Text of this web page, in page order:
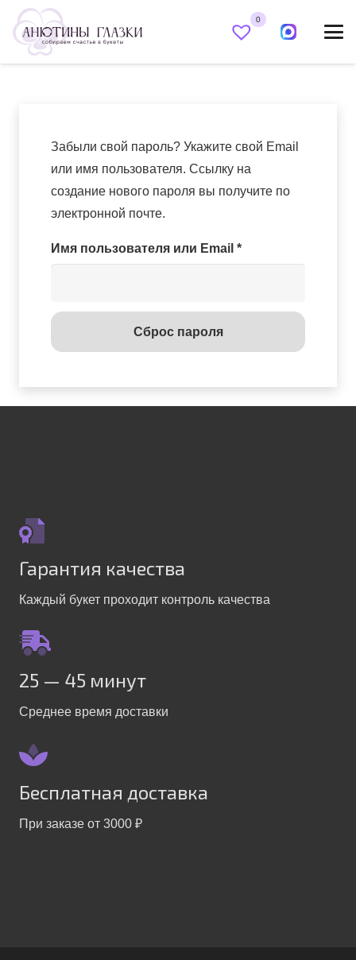
0
Забыли свой пароль? Укажите свой Email
или имя пользователя. Ссылку на
создание нового пароля вы получите по
электронной почте.
Имя пользователя или Email *Обязательно
Сброс пароля
Гарантия качества
Каждый букет проходит контроль качества
25 — 45 минут
Среднее время доставки
Бесплатная доставка
При заказе от 3000 ₽